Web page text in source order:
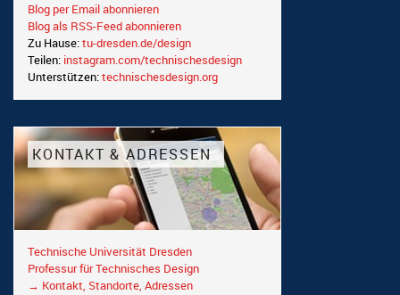
Blog per Email abonnieren
Blog als RSS-Feed abonnieren
Zu Hause:tu-dresden.de/design
Teilen: instagram.com/technischesdesign
Unterstützen:technischesdesign.org
KONTAKT & ADRESSEN
Technische Universität Dresden
Professur für Technisches Design
→ Kontakt, Standorte, Adressen